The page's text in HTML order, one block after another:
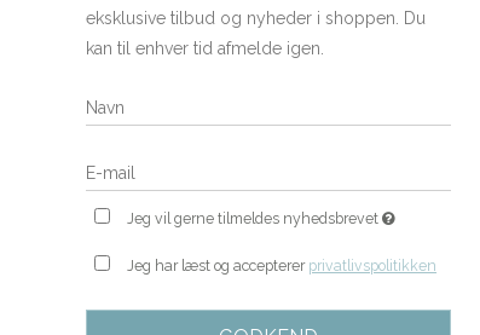
eksklusive tilbud og nyheder i shoppen. Du
kan til enhver tid afmelde igen.
Jeg vil gerne tilmeldes nyhedsbrevet
Jeg har læst og accepterer privatlivspolitikken